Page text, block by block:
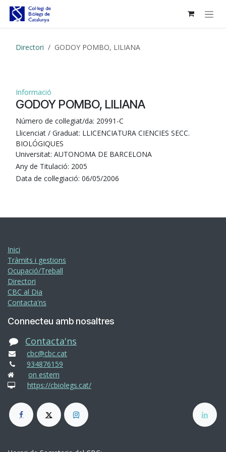
Skip to Content
Directori GODOY POMBO, LILIANA
Informació
GODOY POMBO, LILIANA
Número de col·legiat/da: 20991-C
Llicenciat / Graduat: LLICENCIATURA CIENCIES SECC.
BIOLÓGIQUES
Universitat: AUTONOMA DE BARCELONA
Any de Titulació: 2005
Data de col·legiació: 06/05/2006
Inici
Tràmits i gestions
Ocupació/Treball
Directori
CBC al Dia
Contacta'ns
Connecteu amb nosaltres
Contacta'ns
cbc@cbc.cat
934876159
on estem
https://cbiolegs.cat/